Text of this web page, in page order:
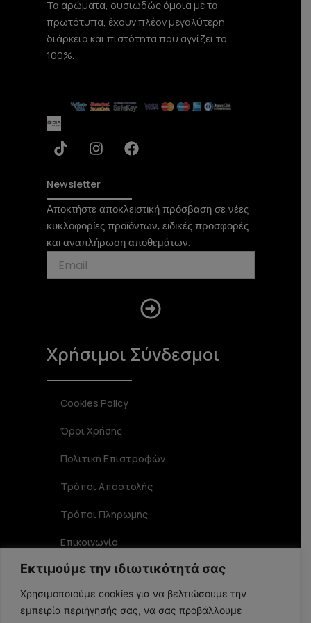
Εκτιμούμε την ιδιωτικότητά σας
Χρησιμοποιούμε cookies για να βελτιώσουμε την
εμπειρία περιήγησής σας, να σας προβάλλουμε
Τα αρώματα, ουσιωδώς όμοια με τα
πρωτότυπα, έχουν πλέον μεγαλύτερη
διάρκεια και πιστότητα που αγγίζει το
100%.
T
i
t
o
k
I
n
t
a
g
r
a
F
a
b
o
o
k
Newsletter
Αποκτήστε αποκλειστική πρόσβαση σε νέες
κυκλοφορίες προϊόντων, ειδικές προσφορές
και αναπλήρωση αποθεμάτων.
Submit
Χρήσιμοι Σύνδεσμοι
Cookies Policy
Όροι Χρήσης
Πολιτική Επιστροφών
Τρόποι Αποστολής
Τρόποι Πληρωμής
Επικοινωνία
Στοιχεία Επικοινωνίας
Αριστοφάνους 19 TK 15234, Χαλάνδρι